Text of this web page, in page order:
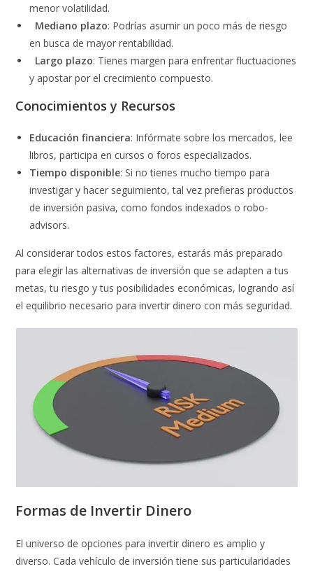
menor volatilidad.
Mediano plazo: Podrías asumir un poco más de riesgo
en busca de mayor rentabilidad.
Largo plazo: Tienes margen para enfrentar fluctuaciones
y apostar por el crecimiento compuesto.
Conocimientos y Recursos
Educación financiera: Infórmate sobre los mercados, lee
libros, participa en cursos o foros especializados.
Tiempo disponible: Si no tienes mucho tiempo para
investigar y hacer seguimiento, tal vez prefieras productos
de inversión pasiva, como fondos indexados o robo-
advisors.
Al considerar todos estos factores, estarás más preparado
para elegir las alternativas de inversión que se adapten a tus
metas, tu riesgo y tus posibilidades económicas, logrando así
el equilibrio necesario para invertir dinero con más seguridad.
Formas de Invertir Dinero
El universo de opciones para invertir dinero es amplio y
diverso. Cada vehículo de inversión tiene sus particularidades